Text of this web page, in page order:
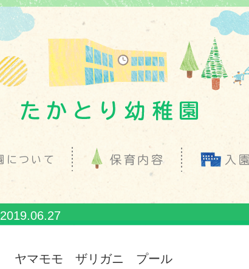
2019.06.27
ヤマモモ ザリガニ プール